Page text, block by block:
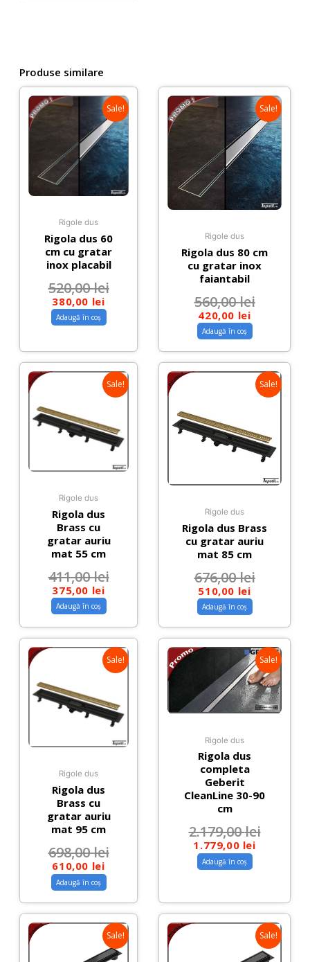
Produse similare
Sale!
Rigole dus
Rigola dus 60
cm cu gratar
inox placabil
520,00lei
380,00 lei
Adaugă în coș
Sale!
Rigole dus
Rigola dus 80 cm
cu gratar inox
faiantabil
560,00lei
420,00 lei
Adaugă în coș
Sale!
Rigole dus
Rigola dus
Brass cu
gratar auriu
mat 55 cm
411,00lei
375,00 lei
Adaugă în coș
Sale!
Rigole dus
Rigola dus Brass
cu gratar auriu
mat 85 cm
676,00lei
510,00 lei
Adaugă în coș
Sale!
Rigole dus
Rigola dus
Brass cu
gratar auriu
mat 95 cm
698,00lei
610,00 lei
Adaugă în coș
Sale!
Rigole dus
Rigola dus
completa
Geberit
CleanLine 30-90
cm
2.179,00lei
1.779,00 lei
Adaugă în coș
Sale! Sale!